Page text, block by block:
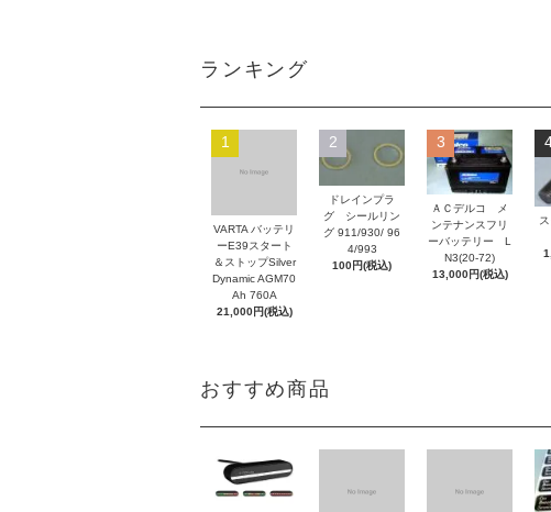
ランキング
1
VARTA バッテリ
ーE39スタート
＆ストップSilver
Dynamic AGM70
Ah 760A
21,000円(税込)
2
ドレインプラ
グ シールリン
グ 911/930/ 96
4/993
100円(税込)
3
ＡＣデルコ メ
ンテナンスフリ
ーバッテリー L
N3(20-72)
13,000円(税込)
おすすめ商品